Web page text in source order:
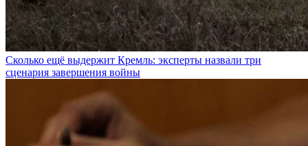
Сколько ещё выдержит Кремль: эксперты назвали три
сценария завершения войны